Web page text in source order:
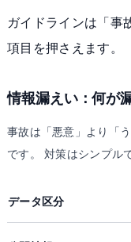
ガイドラインは「事
項目を押さえます。
情報漏えい：何が
事故は「悪意」より「
です。 対策はシンプル
データ区分